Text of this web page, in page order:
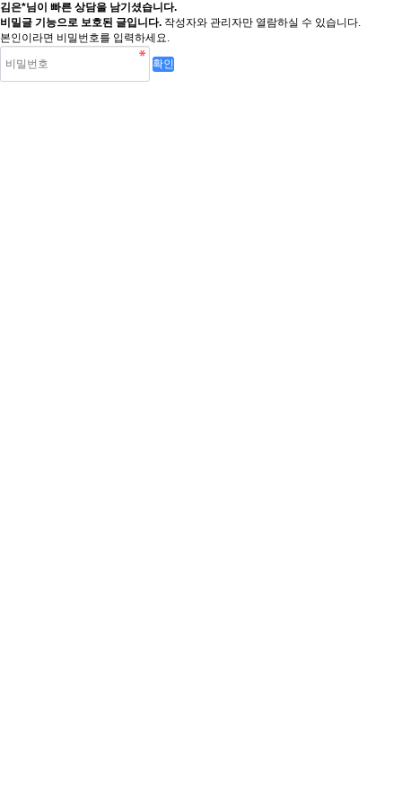
김은*님이 빠른 상담을 남기셨습니다.
비밀글 기능으로 보호된 글입니다. 작성자와 관리자만 열람하실 수 있습니다.
본인이라면 비밀번호를 입력하세요.